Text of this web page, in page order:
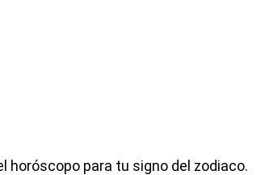
para tu signo del zodiaco.